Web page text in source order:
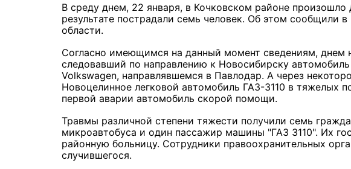
В среду днем, 22 января, в Кочковском районе
результате пострадали семь человек. Об этом сообщили
области.
Согласно имеющимся на данный момент сведениям, днем
следовавший по направлению к Новосибирску
Volkswagen, направлявшемся в Павлодар. А через
Новоцелинное легковой автомобиль ГАЗ-3110 в тяжелых
первой аварии автомобиль скорой помощи.
Травмы различной степени тяжести получили семь
микроавтобуса и один пассажир машины "ГАЗ 3110". Их
районную больницу. Сотрудники правоохранительных
случившегося.